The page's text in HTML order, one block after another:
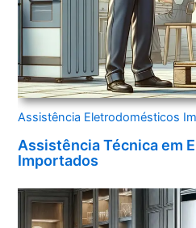
Assistência Eletrodomésticos
Assistência Técnica em
Importados